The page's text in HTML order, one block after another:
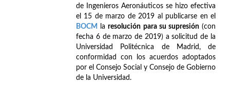
de Ingenieros Aeronáuticos se hizo efectiva
el 15 de marzo de 2019 al publicarse en el
BOCM
laresolución para su supresión(con
fecha 6 de marzo de 2019) a solicitud de la
Universidad Politécnica de Madrid, de
conformidad con los acuerdos adoptados
por el Consejo Social y Consejo de Gobierno
de la Universidad.